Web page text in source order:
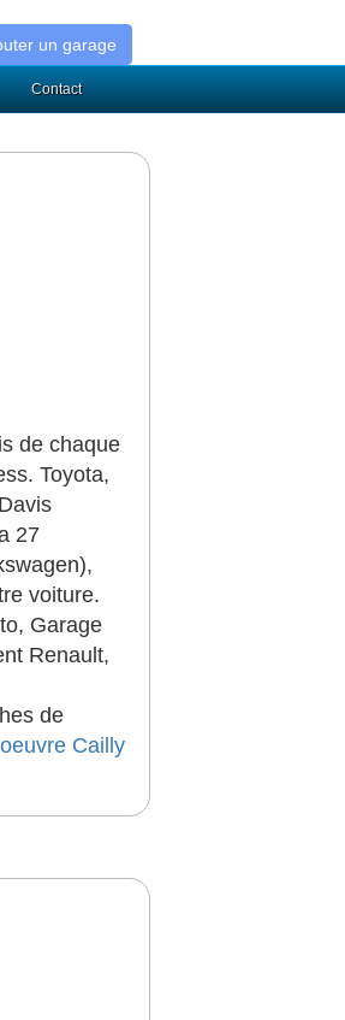
un garage
Contact
de chaque
Toyota,
27
voiture.
Garage
Renault,
de
Cailly